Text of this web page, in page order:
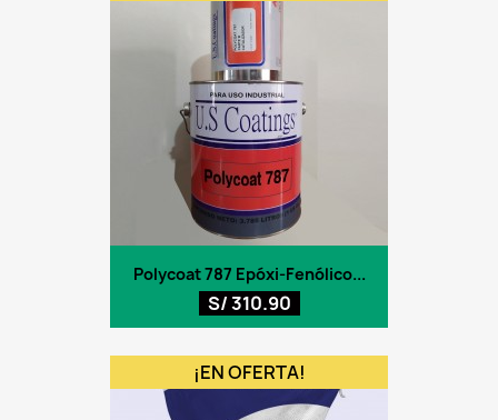
Polycoat 787 Epóxi-Fenólico...
S/ 310.90
¡EN OFERTA!